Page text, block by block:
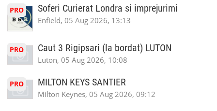
PRO Soferi Curierat Londra si imprejurimi
Enfield, 05 Aug 2026, 13:13
PRO Caut 3 Rigipsari (la bordat) LUTON
Luton, 05 Aug 2026, 10:08
PRO MILTON KEYS SANTIER
Milton Keynes, 05 Aug 2026, 09:12